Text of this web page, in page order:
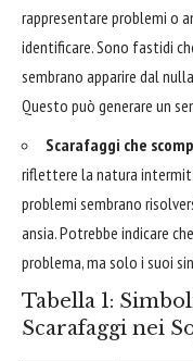
rappresentare problemi o
identificare. Sono fastidi
sembrano apparire dal
Questo può generare un
Scarafaggi che
riflettere la natura
problemi sembrano
ansia. Potrebbe indicare
problema, ma solo i suoi
Tabella 1:
Scarafaggi nei